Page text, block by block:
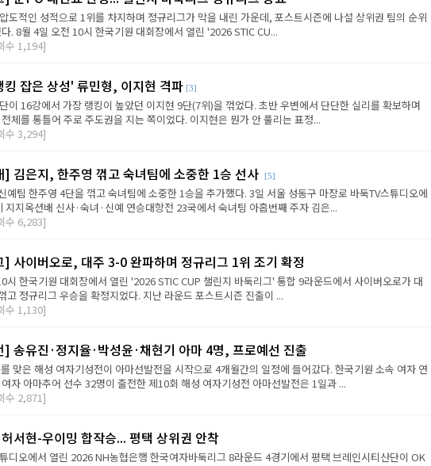
도적인 성적으로 1위를 차지하며 정규리그가 막을 내린 가운데, 포스트시즌에 나설 상위권 팀의 순위
. 8월 4일 오전 10시 한국기원 대회장에서 열린 '2026 STIC CU...
수 1,194]
잡은 상성' 류민형, 이지현 격파 [3]
이 16강에서 가장 랭킹이 높았던 이지현 9단(7위)을 꺾었다. 초반 우변에서 단단한 실리를 확보하며
체를 통틀어 주로 주도권을 지는 쪽이었다. 이지현은 뭔가 안 풀리는 표정...
수 3,294]
] 김은지, 한주영 꺾고 숙녀팀에 소중한 1승 선사 [5]
예팀 한주영 4단을 꺾고 숙녀팀에 소중한 1승을 추가했다. 3일 서울 성동구 마장로 바둑TV스튜디오에
지지옥션배 신사·숙녀·신예 연승대항전 23국에서 숙녀팀 아홉번째 주자 김은...
수 6,283]
] 사이버오로, 대주 3-0 완파하며 정규리그 1위 조기 확정
시 한국기원 대회장에서 열린 '2026 STIC CUP 챌린지 바둑리그' 통합 9라운드에서 사이버오로가 대
고 정규리그 우승을 확정지었다. 지난 라운드 포스트시즌 진출이 ...
수 1,130]
송유진·정지율·박성윤·채현기 아마 4명, 프로예선 진출
맞은 해성 여자기성전이 아마선발전을 시작으로 4개월간의 일정에 들어갔다. 한국기원 소속 여자 연
자 아마추어 선수 32명이 출전한 제10회 해성 여자기성전 아마선발전은 1일과 ...
수 2,871]
서현-우이밍 합작승... 평택 상위권 안착
디오에서 열린 2026 NH농협은행 한국여자바둑리그 8라운드 4경기에서 평택 브레인시티산단이 OK